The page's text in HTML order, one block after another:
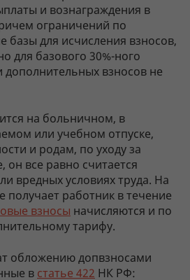
и вознаграждения в
ограничений по
базы для исчисления взносов,
для базового 30%-ного
взносов не
на больничном, в
или учебном отпуске,
и родам, по уходу за
он все равно считается
вредных условиях труда. На
получает работник в течение
взносы начисляются и по
тарифу.
обложению допвзносами
в статье 422 НК РФ: